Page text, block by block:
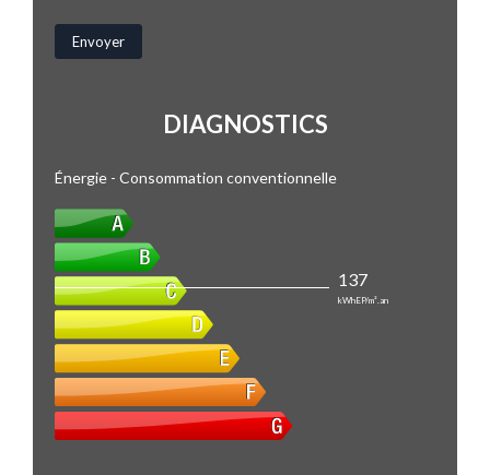
DIAGNOSTICS
Énergie - Consommation conventionnelle
137
kWhEP/m².an